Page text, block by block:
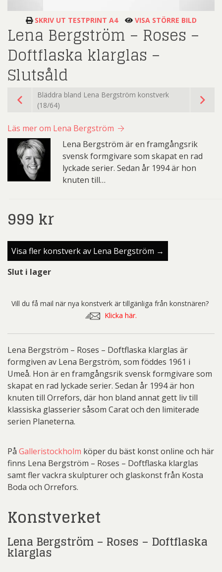
SKRIV UT TESTPRINT A4 VISA STÖRRE BILD
Lena Bergström – Roses –
Doftflaska klarglas –
Slutsåld
Bläddra bland Lena Bergström konstverk
(18/64)
Läs mer om Lena Bergström
Lena Bergström är en framgångsrik
svensk formgivare som skapat en rad
lyckade serier. Sedan år 1994 är hon
knuten till…
999 kr
Visa fler konstverk av Lena Bergström →
Slut i lager
Vill du få mail när nya konstverk är tillgänliga från konstnären?
Klicka här.
Lena Bergström – Roses – Doftflaska klarglas är
formgiven av Lena Bergström, som föddes 1961 i
Umeå. Hon är en framgångsrik svensk formgivare som
skapat en rad lyckade serier. Sedan år 1994 är hon
knuten till Orrefors, där hon bland annat gett liv till
klassiska glasserier såsom Carat och den limiterade
serien Planeterna.
På Galleristockholm köper du bäst konst online och här
finns Lena Bergström – Roses – Doftflaska klarglas
samt fler vackra skulpturer och glaskonst från Kosta
Boda och Orrefors.
Konstverket
Lena Bergström – Roses – Doftflaska
klarglas